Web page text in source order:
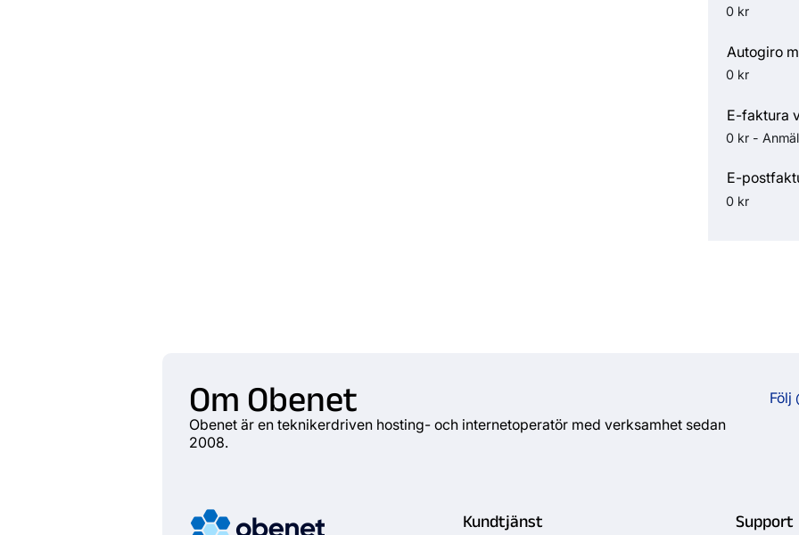
0 kr
Autogiro
0 kr
E-faktura
0 kr -
E-
0 kr
Följ
Om Obenet
Obenet är en teknikerdriven hosting- och internetoperatör med verksamhet sedan
2008.
Kundtjänst Support